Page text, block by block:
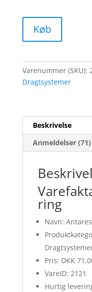
Køb
Varenummer (SKU):
Dragtsystemer
Beskrivelse
Anmeldelser (71)
ring
Navn:
Pris: DKK
VareID: 2121
Hurtig